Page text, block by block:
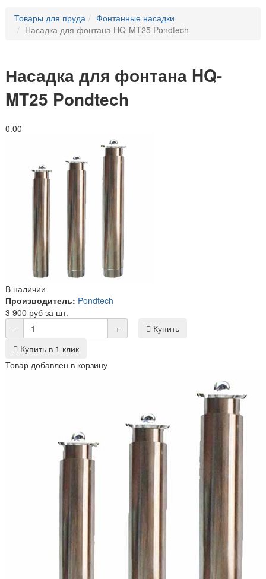
Товары для пруда
Фонтанные насадки
Насадка для фонтана HQ-MT25 Pondtech
Насадка для фонтана HQ-
MT25 Pondtech
0.00
В наличии
Производитель: Pondtech
3 900 руб за шт.
-
+
Купить
Купить в 1 клик
Товар добавлен в корзину